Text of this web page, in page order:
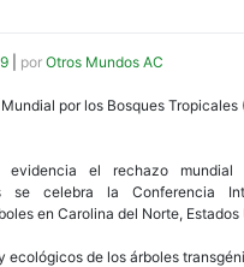
por Otros Mundos AC
por los Bosques Tropicales
evidencia el rechazo
se celebra la Conferencia
en Carolina del Norte, Estados
ecológicos de los árboles